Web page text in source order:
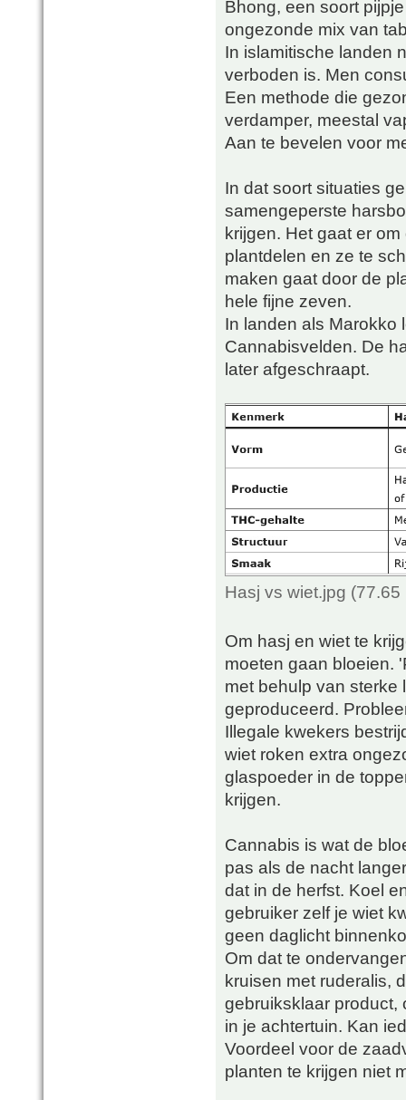
Bhong, een soort
ongezonde mix van
In islamitische landen
verboden is. Men
Een methode die
verdamper, meestal
Aan te bevelen voor
In dat soort situaties
samengeperste
krijgen. Het gaat er
plantdelen en ze te
maken gaat door de
hele fijne zeven.
In landen als Marokko
Cannabisvelden. De
later afgeschraapt.
Hasj vs wiet.jpg
Om hasj en wiet te
moeten gaan bloeien.
met behulp van sterke
geproduceerd.
Illegale kwekers
wiet roken extra
glaspoeder in de
krijgen.
Cannabis is wat de
pas als de nacht
dat in de herfst. Koel
gebruiker zelf je wiet
geen daglicht
Om dat te
kruisen met ruderalis,
gebruiksklaar product,
in je achtertuin. Kan
Voordeel voor de
planten te krijgen niet